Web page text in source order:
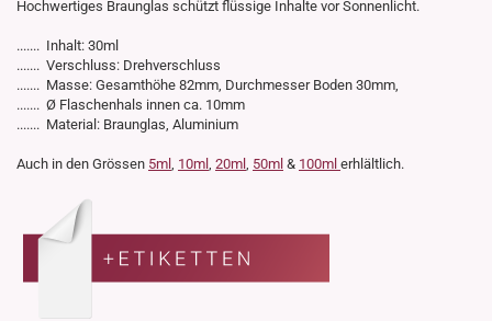
Hochwertiges Braunglas schützt flüssige Inhalte vor Sonnenlicht.
....... Inhalt: 30ml
....... Verschluss: Drehverschluss
....... Masse: Gesamthöhe 82mm, Durchmesser Boden 30mm,
....... Ø Flaschenhals innen ca. 10mm
....... Material: Braunglas, Aluminium
Auch in den Grössen 5ml , 10ml , 20ml , 50ml & 100ml erhlältlich.